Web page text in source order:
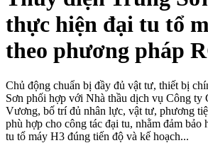
thực hiện đại tu tổ
theo phương pháp
Chủ động chuẩn bị đầy đủ vật tư, thiết bị
Sơn phối hợp với Nhà thầu dịch vụ Công ty
Vương, bố trí đủ nhân lực, vật tư, phương
phù hợp cho công tác đại tu, nhằm đảm bảo
tu tổ máy H3 đúng tiến độ và kế hoạch...